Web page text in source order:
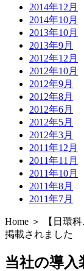
2014年12月
2014年10月
2013年10月
2013年9月
2012年12月
2012年10月
2012年9月
2012年8月
2012年6月
2012年5月
2012年3月
2011年12月
2011年11月
2011年10月
2011年8月
2011年7月
Home ＞ 【日環
掲載されました
当社の導入